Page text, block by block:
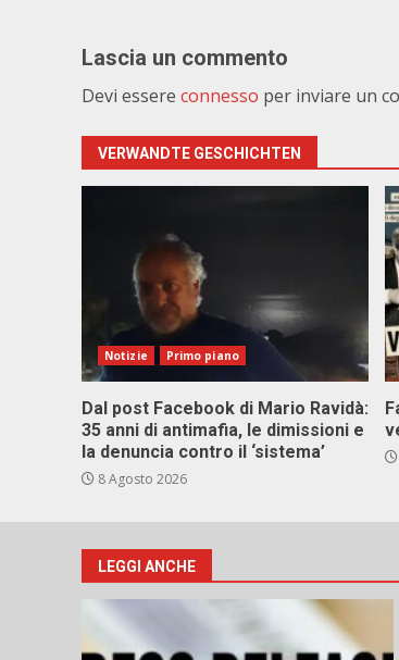
Lascia un commento
Devi essere connesso per inviare un
VERWANDTE GESCHICHTEN
Notizie Primo piano
Dal post Facebook di Mario Ravidà:
35 anni di antimafia, le dimissioni e
la denuncia contro il ‘sistema’
8 Agosto 2026
LEGGI ANCHE